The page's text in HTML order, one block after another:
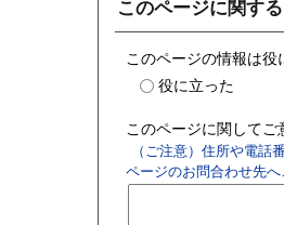
このページに関す
このページの情報は役
役に立った
このページに関してご
（ご注意）住所や電
ページのお問合わせ先へ